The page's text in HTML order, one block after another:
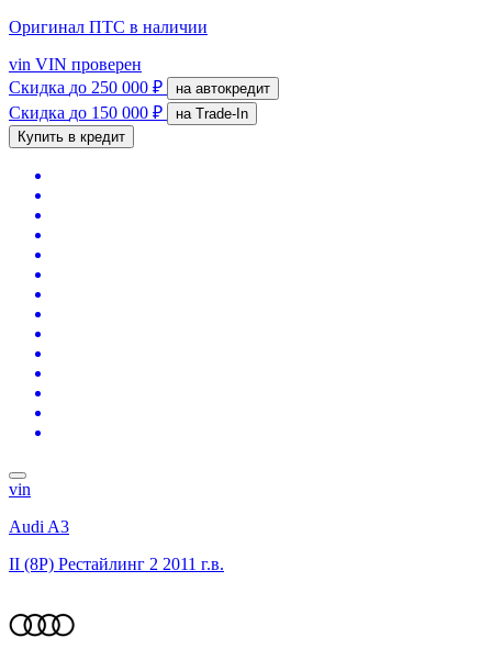
Оригинал ПТС в наличии
vin VIN проверен
Скидка до 250 000 ₽ на автокредит
Скидка до 150 000 ₽
на Trade-In
Купить в кредит
vin
Audi A3
II (8P) Рестайлинг 2 2011 г.в.